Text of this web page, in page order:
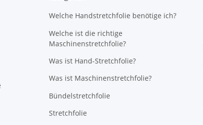
Welche Handstretchfolie benötige ich?
Welche ist die richtige
Maschinenstretchfolie?
Was ist Hand-Stretchfolie?
Was ist Maschinenstretchfolie?
Bündelstretchfolie
Stretchfolie